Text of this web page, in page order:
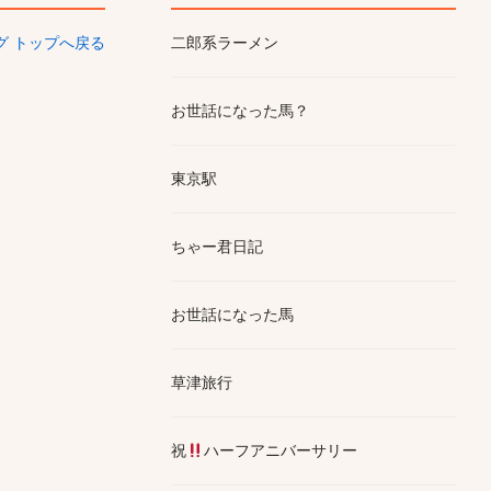
トップへ戻る 二郎系ラーメン
お世話になった馬？
東京駅
ちゃー君日記
お世話になった馬
草津旅行
祝 ハーフアニバーサリー